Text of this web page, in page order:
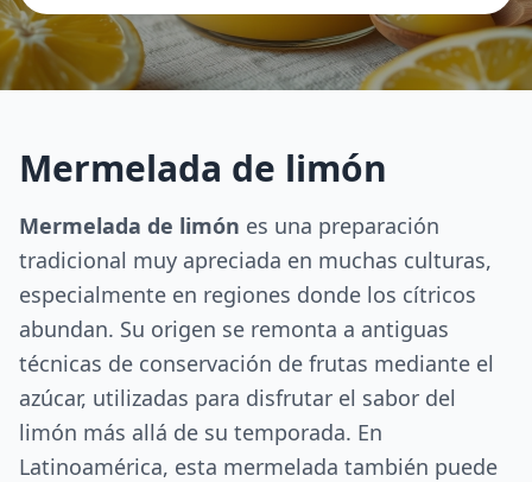
Mermelada de limón
Mermelada de limón es una preparación
tradicional muy apreciada en muchas culturas,
especialmente en regiones donde los cítricos
abundan. Su origen se remonta a antiguas
técnicas de conservación de frutas mediante el
azúcar, utilizadas para disfrutar el sabor del
limón más allá de su temporada. En
Latinoamérica, esta mermelada también puede